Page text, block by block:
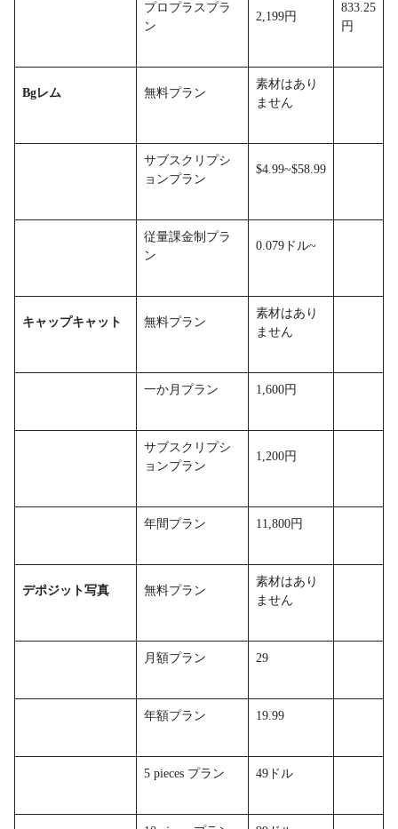
プロプラスプラ
ン
2,199円
833.25
円
Bgレム 無料プラン
素材はあり
ません
サブスクリプシ
ョンプラン
$4.99~$58.99
従量課金制プラ
ン
0.079ドル~
キャップキャット 無料プラン
素材はあり
ません
一か月プラン 1,600円
サブスクリプシ
ョンプラン
1,200円
年間プラン 11,800円
デポジット写真 無料プラン
素材はあり
ません
月額プラン 29
年額プラン 19.99
5 pieces プラン 49ドル